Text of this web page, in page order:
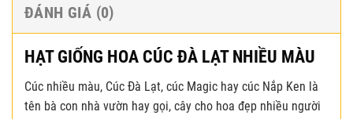
ĐÁNH GIÁ (0)
HẠT GIỐNG HOA CÚC ĐÀ LẠT NHIỀU MÀU
Cúc nhiều màu, Cúc Đà Lạt, cúc Magic hay cúc Nắp Ken là
tên bà con nhà vườn hay gọi, cây cho hoa đẹp nhiều người